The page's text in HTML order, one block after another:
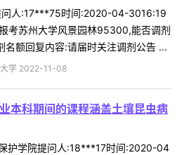
问人:17***75时间:2020-04-3016:19
考苏州大学风景园林95300,能否调剂
名额回复内容:请届时关注调剂公告 ...
学 2022-11-08
本科期间的课程涵盖土壤昆虫病
护学院提问人:18***17时间:2020-04